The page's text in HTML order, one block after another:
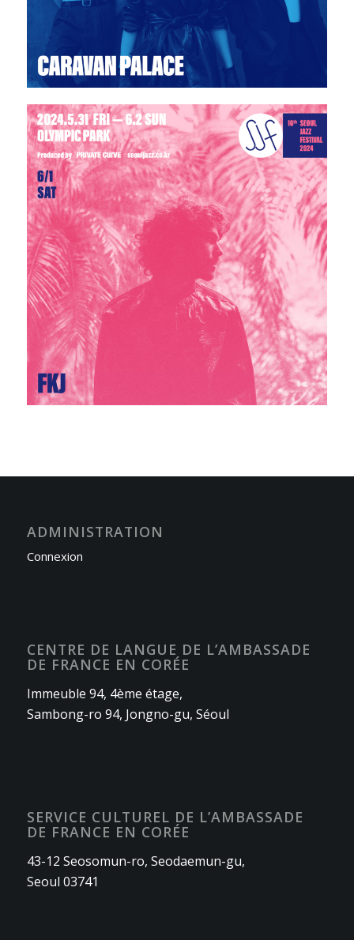
ADMINISTRATION
Connexion
CENTRE DE LANGUE DE L’AMBASSADE
DE FRANCE EN CORÉE
Immeuble 94, 4ème étage,
Sambong-ro 94, Jongno-gu, Séoul
SERVICE CULTUREL DE L’AMBASSADE
DE FRANCE EN CORÉE
43-12 Seosomun-ro, Seodaemun-gu,
Seoul 03741